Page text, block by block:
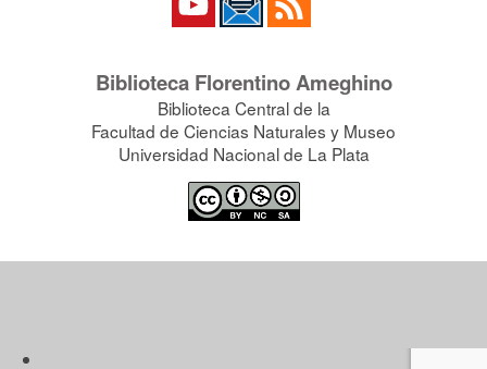
Biblioteca Florentino Ameghino
Biblioteca Central de la
Facultad de Ciencias Naturales y Museo
Universidad Nacional de La Plata